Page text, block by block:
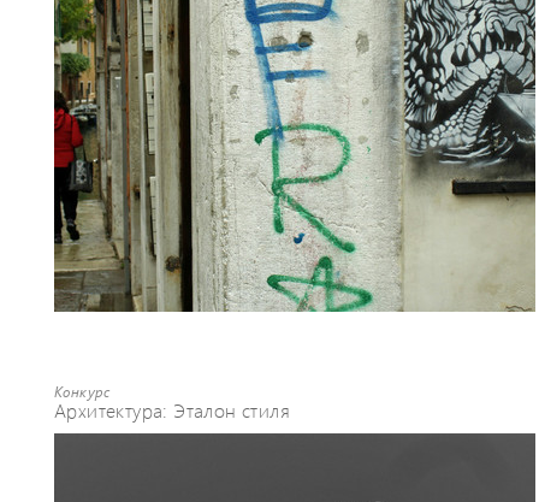
Конкурс
Архитектура: Эталон стиля